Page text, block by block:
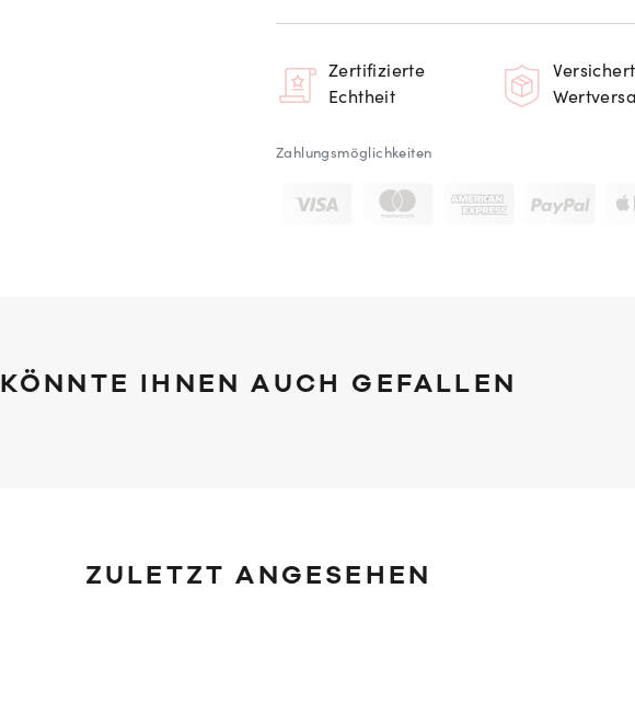
Zertifizierte
Echtheit
Zahlungsmöglichkeiten
KÖNNTE IHNEN AUCH GEFALLEN
ZULETZT ANGESEHEN